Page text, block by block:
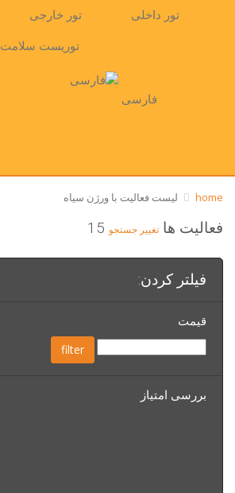
تور خارجی تور داخلی
توریست سلامت
فارسی
home لیست فعالیت با ورژن سیاه
15‫فعالیت ها تغییر جستجو
فیلتر کردن:
قیمت
filter
بررسی امتیاز